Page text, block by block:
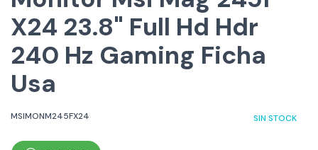
X24 23.8" Full Hd Hdr
240 Hz Gaming Ficha
Usa
MSIMONM245FX24 SIN STOCK